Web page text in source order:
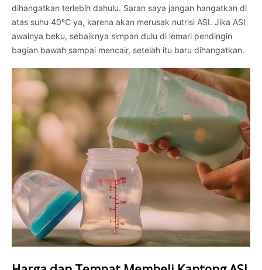
dihangatkan terlebih dahulu. Saran saya jangan hangatkan di
atas suhu 40℃ ya, karena akan merusak nutrisi ASI. Jika ASI
awalnya beku, sebaiknya simpan dulu di lemari pendingin
bagian bawah sampai mencair, setelah itu baru dihangatkan.